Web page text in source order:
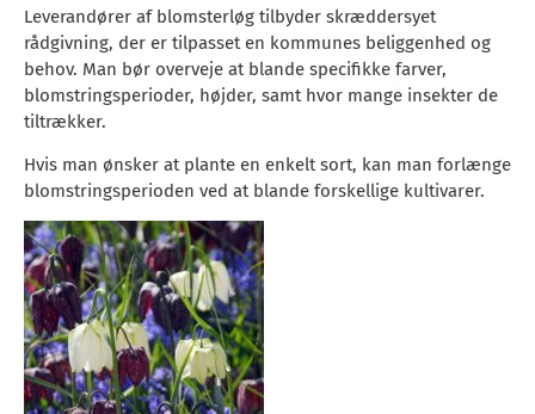
Leverandører af blomsterløg tilbyder skræddersyet
rådgivning, der er tilpasset en kommunes beliggenhed og
behov. Man bør overveje at blande specifikke farver,
blomstringsperioder, højder, samt hvor mange insekter de
tiltrækker.
Hvis man ønsker at plante en enkelt sort, kan man forlænge
blomstringsperioden ved at blande forskellige kultivarer.